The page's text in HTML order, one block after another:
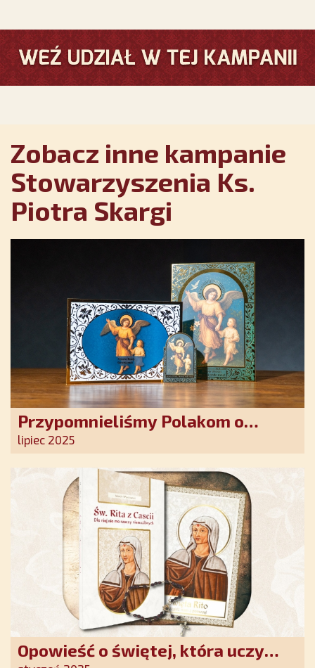
Zobacz inne kampanie
Stowarzyszenia Ks.
Piotra Skargi
Przypomnieliśmy Polakom o
obecności Anioła Stróża!
lipiec 2025
Opowieść o świętej, która uczy